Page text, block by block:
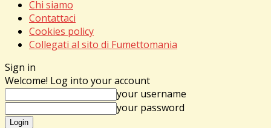
Chi siamo
Contattaci
Cookies policy
Collegati al sito di Fumettomania
Sign in
Welcome! Log into your account
your username
your password